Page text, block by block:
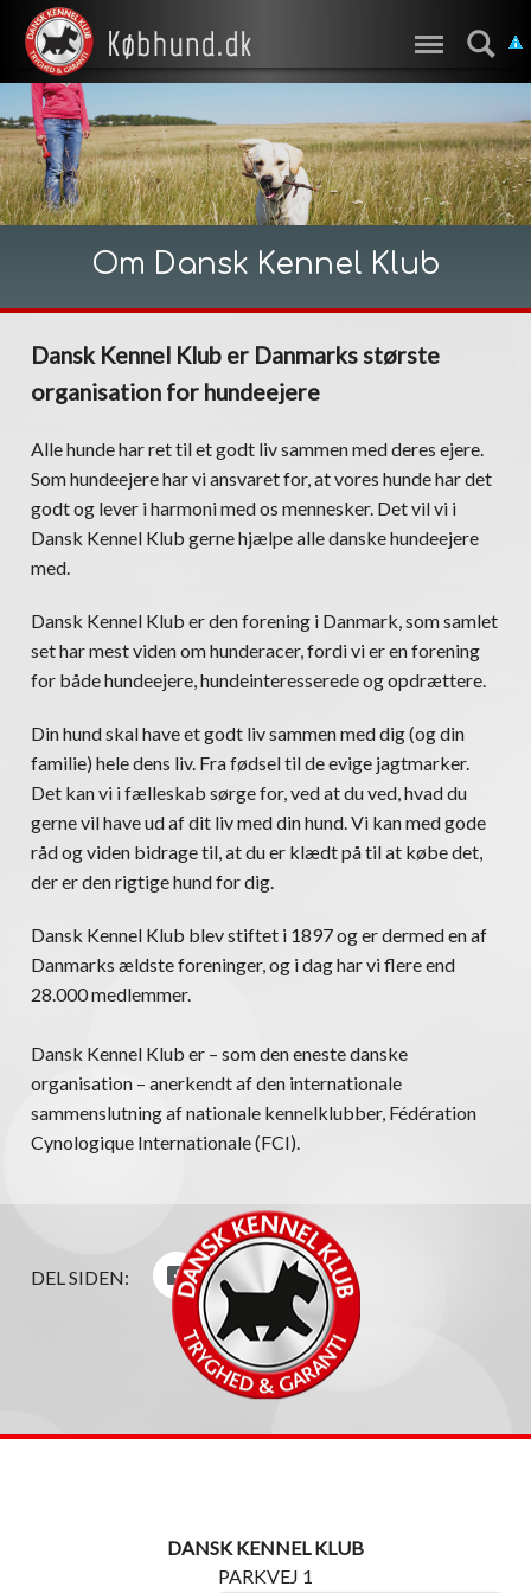
Om Dansk Kennel Klub
Dansk Kennel Klub er Danmarks største
organisation for hundeejere
Alle hunde har ret til et godt liv sammen med deres ejere.
Som hundeejere har vi ansvaret for, at vores hunde har det
godt og lever i harmoni med os mennesker. Det vil vi i
Dansk Kennel Klub gerne hjælpe alle danske hundeejere
med.
Dansk Kennel Klub er den forening i Danmark, som samlet
set har mest viden om hunderacer, fordi vi er en forening
for både hundeejere, hundeinteresserede og opdrættere.
Din hund skal have et godt liv sammen med dig (og din
familie) hele dens liv. Fra fødsel til de evige jagtmarker.
Det kan vi i fælleskab sørge for, ved at du ved, hvad du
gerne vil have ud af dit liv med din hund. Vi kan med gode
råd og viden bidrage til, at du er klædt på til at købe det,
der er den rigtige hund for dig.
Dansk Kennel Klub blev stiftet i 1897 og er dermed en af
Danmarks ældste foreninger, og i dag har vi flere end
28.000 medlemmer.
Dansk Kennel Klub er – som den eneste danske
organisation – anerkendt af den internationale
sammenslutning af nationale kennelklubber, Fédération
Cynologique Internationale (FCI).
DEL SIDEN:
DANSK KENNEL KLUB
PARKVEJ 1